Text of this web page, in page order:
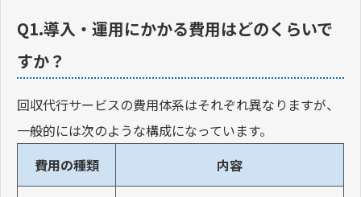
Q1.導入・運用にかかる費用はどのくらいで
すか？
回収代行サービスの費用体系はそれぞれ異なりますが、
一般的には次のような構成になっています。
費用の種類
内容